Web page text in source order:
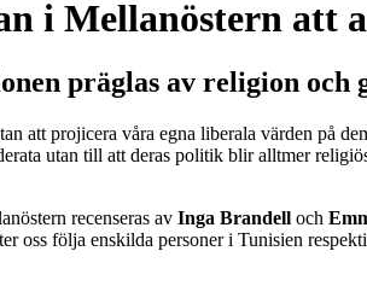
i Mellanöstern att
präglas av religion och
att projicera våra egna liberala värden på
utan till att deras politik blir alltmer
recenseras av Inga Brandell och
oss följa enskilda personer i Tunisien